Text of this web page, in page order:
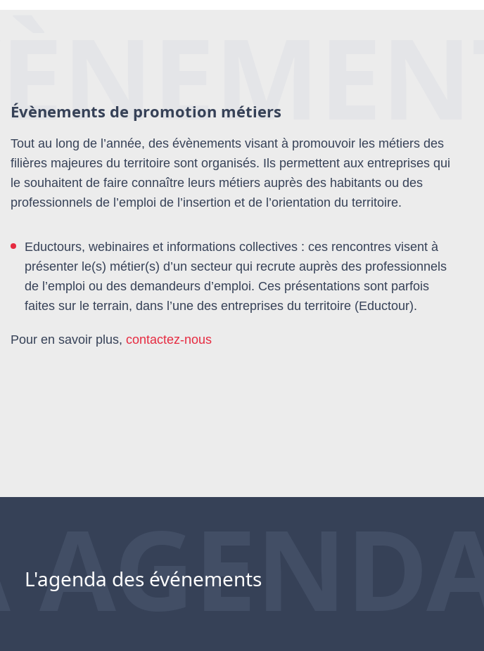
Évènements de promotion métiers
Tout au long de l’année, des évènements visant à promouvoir les métiers des
filières majeures du territoire sont organisés. Ils permettent aux entreprises qui
le souhaitent de faire connaître leurs métiers auprès des habitants ou des
professionnels de l’emploi de l’insertion et de l’orientation du territoire.
Eductours, webinaires et informations collectives : ces rencontres visent à
présenter le(s) métier(s) d’un secteur qui recrute auprès des professionnels
de l’emploi ou des demandeurs d’emploi. Ces présentations sont parfois
faites sur le terrain, dans l’une des entreprises du territoire (Eductour).
Pour en savoir plus, contactez-nous
L'agenda des événements